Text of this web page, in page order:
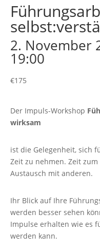
2. November
19:00
€175
Der Impuls-Workshop
wirksam
ist die Gelegenheit, sich
Zeit zu nehmen. Zeit
Austausch mit anderen.
Ihr Blick auf Ihre
werden besser sehen
Impulse erhalten wie es
werden kann.